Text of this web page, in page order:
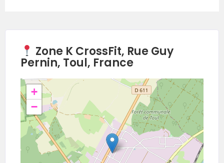
Zone K CrossFit, Rue Guy
Pernin, Toul, France
+
−